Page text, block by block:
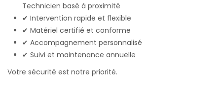
Technicien basé à proximité
✔ Intervention rapide et flexible
✔ Matériel certifié et conforme
✔ Accompagnement personnalisé
✔ Suivi et maintenance annuelle
Votre sécurité est notre priorité.